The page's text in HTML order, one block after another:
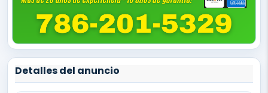
Detalles del anuncio